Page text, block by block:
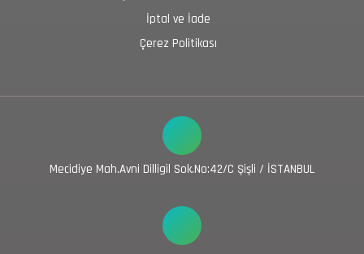
İptal ve İade
Çerez Politikası
Mecidiye Mah.Avni Dilligil Sok.No:42/C Şişli / İSTANBUL